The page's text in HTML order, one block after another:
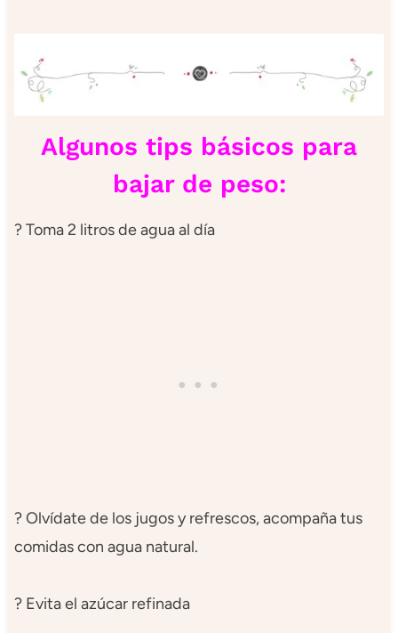
Algunos tips básicos para
bajar de peso:
? Toma 2 litros de agua al día
? Olvídate de los jugos y refrescos, acompaña tus
comidas con agua natural.
? Evita el azúcar refinada